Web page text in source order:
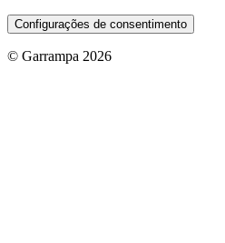
Configurações de consentimento
© Garrampa 2026